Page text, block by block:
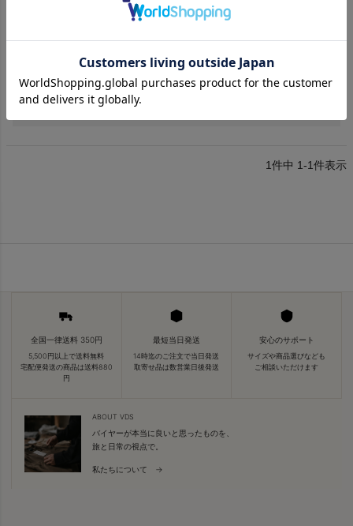
投稿日
2022/11/17
問い合わせに対してもすごく丁寧でした。
また機会があれば購入したいのです。
1件中 1-1件表示
全国一律送料 350円
5,500円以上で送料無料
宅配便発送の商品は送料880
円
最短当日発送
14時迄のご注文で当日発送
取寄せ品は数営業日後発送
安心のサポート
サイズや商品選びなども
ご相談いただけます
ABOUT VDS
バイヤーが本当に良いと思ったものを、
旅と日常の視点で。
私たちについて →